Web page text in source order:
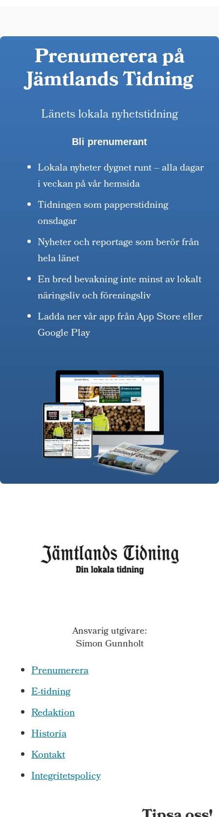
Prenumerera på
Jämtlands Tidning
Länets lokala nyhetstidning
Bli prenumerant
Lokala nyheter dygnet runt – alla dagar
i veckan på vår hemsida
Tidningen som papperstidning
onsdagar
Nyheter och reportage som berör från
hela länet
En bred bevakning inte minst av lokalt
näringsliv och föreningsliv
Ladda ner vår app från App Store eller
Google Play
Ansvarig utgivare:
Simon Gunnholt
Prenumerera
E-tidning
Redaktion
Historia
Kontakt
Integritetspolicy